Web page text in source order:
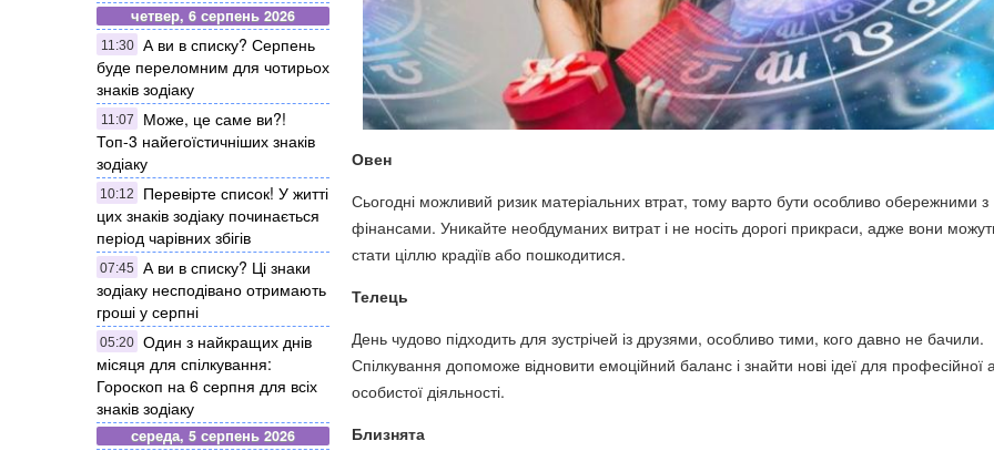
четвер, 6 серпень 2026
11:30
А ви в списку? Серпень
буде переломним для чотирьох
знаків зодіаку
11:07
Може, це саме ви?!
Топ-3 найегоїстичніших знаків
зодіаку
10:12
Перевірте список! У житті
цих знаків зодіаку починається
період чарівних збігів
07:45
А ви в списку? Ці знаки
зодіаку несподівано отримають
гроші у серпні
05:20 Один з найкращих днів
місяця для спілкування:
Гороскоп на 6 серпня для всіх
знаків зодіаку
середа, 5 серпень 2026
Овен
Сьогодні можливий ризик матеріальних втрат, тому варто бути особливо обережними з
фінансами. Уникайте необдуманих витрат і не носіть дорогі прикраси, адже вони
стати ціллю крадіїв або пошкодитися.
Телець
День чудово підходить для зустрічей із друзями, особливо тими, кого давно не бачили.
Спілкування допоможе відновити емоційний баланс і знайти нові ідеї для професійної
особистої діяльності.
Близнята